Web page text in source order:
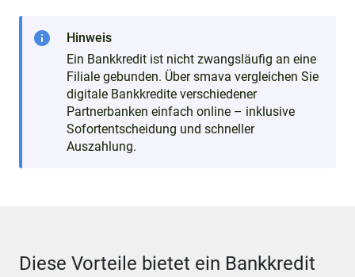
info
Hinweis
Ein Bankkredit ist nicht zwangsläufig an eine
Filiale gebunden. Über smava vergleichen Sie
digitale Bankkredite verschiedener
Partnerbanken einfach online – inklusive
Sofortentscheidung und schneller
Auszahlung.
Diese Vorteile bietet ein Bankkredit